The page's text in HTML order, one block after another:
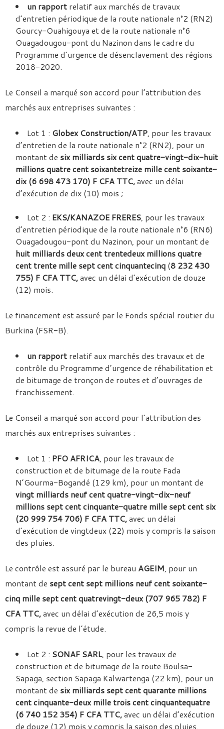
un rapport relatif aux marchés de travaux
d’entretien périodique de la route nationale n°2 (RN2)
Gourcy-Ouahigouya et de la route nationale n°6
Ouagadougou-pont du Nazinon dans le cadre du
Programme d’urgence de désenclavement des régions
2018-2020.
Le Conseil a marqué son accord pour l’attribution des
marchés aux entreprises suivantes :
Lot 1 : Globex Construction/ATP, pour les travaux
d’entretien de la route nationale n°2 (RN2), pour un
montant de six milliards six cent quatre-vingt-dix-huit
millions quatre cent soixantetreize mille cent soixante-
dix (6 698 473 170) F CFA TTC,avec un délai
d’exécution de dix (10) mois ;
Lot 2 : EKS/KANAZOE FRERES, pour les travaux
d’entretien périodique de la route nationale n°6 (RN6)
Ouagadougou-pont du Nazinon, pour un montant de
huit milliards deux cent trentedeux millions quatre
cent trente mille sept cent cinquantecinq (8 232 430
755) F CFA TTC,avec un délai d’exécution de douze
(12) mois.
Le financement est assuré par le Fonds spécial routier du
Burkina (FSR-B).
un rapport relatif aux marchés des travaux et de
contrôle du Programme d’urgence de réhabilitation et
de bitumage de tronçon de routes et d’ouvrages de
franchissement.
Le Conseil a marqué son accord pour l’attribution des
marchés aux entreprises suivantes :
Lot 1 : PFO AFRICA, pour les travaux de
construction et de bitumage de la route Fada
N’Gourma-Bogandé (129 km), pour un montant de
vingt milliards neuf cent quatre-vingt-dix-neuf
millions sept cent cinquante-quatre mille sept cent six
(20 999 754 706) F CFA TTC,avec un délai
d’exécution de vingtdeux (22) mois y compris la saison
des pluies.
Le contrôle est assuré par le bureau AGEIM, pour un
montant de sept cent sept millions neuf cent soixante-
cinq mille sept cent quatrevingt-deux (707 965 782) F
CFA TTC,avec un délai d’exécution de 26,5 mois y
compris la revue de l’étude.
Lot 2 : SONAF SARL, pour les travaux de
construction et de bitumage de la route Boulsa-
Sapaga, section Sapaga Kalwartenga (22 km), pour un
montant de six milliards sept cent quarante millions
cent cinquante-deux mille trois cent cinquantequatre
(6 740 152 354) F CFA TTC,avec un délai d’exécution
de douze (12) mois y compris la saison des pluies.